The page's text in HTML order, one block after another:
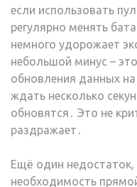
если использовать
регулярно менять
немного удорожает
небольшой минус –
обновления данных
ждать несколько
обновятся․ Это не
раздражает․
Ещё один
необходимость